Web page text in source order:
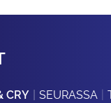
CRY SEURASSA